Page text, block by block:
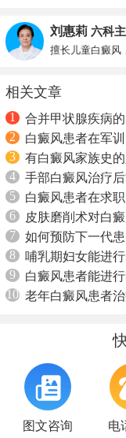
刘惠莉 六科
擅长儿童白癜风
相关文章
1
合并甲状腺疾病
2
白癜风患者在军
3
有白癜风家族史
4
手部白癜风治疗
5
白癜风患者在求
6
皮肤磨削术对白
7
如何预防下一代
8
哺乳期妇女能进
9
白癜风患者能进
10 老年白癜风患者
图文咨询 电